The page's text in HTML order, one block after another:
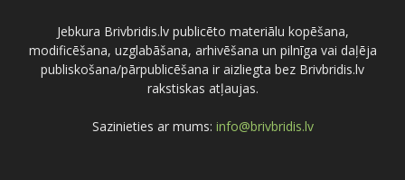
Jebkura Brivbridis.lv publicēto materiālu kopēšana,
modificēšana, uzglabāšana, arhivēšana un pilnīga vai daļēja
publiskošana/pārpublicēšana ir aizliegta bez Brivbridis.lv
rakstiskas atļaujas.
Sazinieties ar mums: info@brivbridis.lv